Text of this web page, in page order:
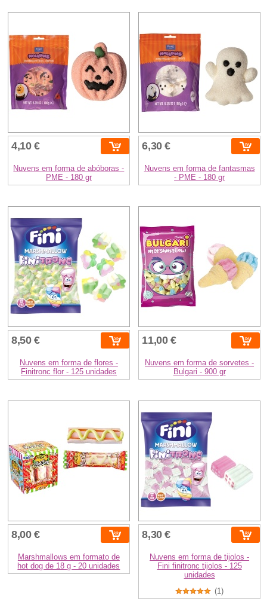
4,10 €
Nuvens em forma de abóboras -
PME - 180 gr
6,30 €
Nuvens em forma de fantasmas
- PME - 180 gr
8,50 €
Nuvens em forma de flores -
Finitronc flor - 125 unidades
11,00 €
Nuvens em forma de sorvetes -
Bulgari - 900 gr
8,00 €
Marshmallows em formato de
hot dog de 18 g - 20 unidades
8,30 €
Nuvens em forma de tijolos -
Fini finitronc tijolos - 125
unidades
(1)